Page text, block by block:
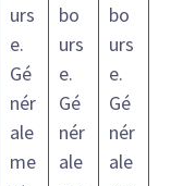
urs
e.
Gé
nér
ale
me
bo
urs
e.
Gé
nér
ale
bo
urs
e.
Gé
nér
ale